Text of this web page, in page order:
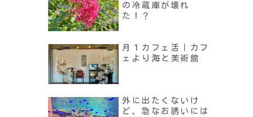
の冷蔵庫が壊れ
た！？
月１カフェ活｜カフ
ェより海と美術館
外に出たくないけ
ど、急なお誘いには